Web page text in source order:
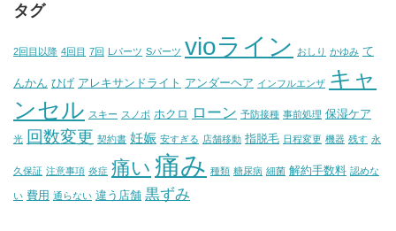
タグ
2回目以降 4回目 7回 Lパーツ Sパーツ vioライン おしり かゆみ て
んかん ひげ アレキサンドライト アンダーヘア インフルエンザ キャ
ンセル スキー スノボ ホクロ ローン 予防接種 事前処理 保湿ケア
光 回数変更 契約書 妊娠 安すぎる 店舗移動 指脱毛 日程変更 機器 残す 永
久保証 注意事項 炎症 痛い 痛み 種類 糖尿病 細菌 解約手数料 認めな
い 費用 通らない 違う店舗 黒ずみ